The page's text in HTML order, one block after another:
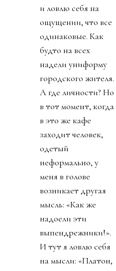
и ловлю себя на
ощущении, что все
одинаковые. Как
будто на всех
надели униформу
городского жителя.
А где личности? Но
в тот момент, когда
в это же кафе
заходит человек,
одетый
неформально, у
меня в голове
возникает другая
мысль: «Как же
надоели эти
выпендрежники!».
И тут я ловлю себя
на мысли: «Платон,